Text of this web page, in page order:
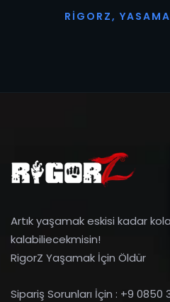
R I G O R Z, YASAMA
Artık yaşamak eskisi kadar
kalabiliecekmisin!
RigorZ Yaşamak İçin Öldür
Sipariş Sorunları İçin : +9 0850